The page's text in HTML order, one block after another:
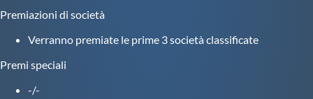
Premiazioni di società
Verranno premiate le prime 3 società classificate
Premi speciali
-/-